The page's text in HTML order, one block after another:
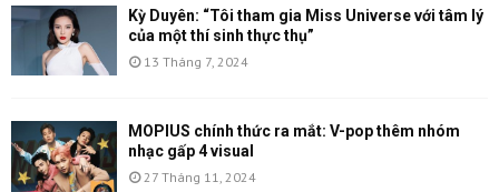
Kỳ Duyên: “Tôi tham gia Miss Universe với tâm lý
của một thí sinh thực thụ”
13 Tháng 7, 2024
MOPIUS chính thức ra mắt: V-pop thêm nhóm
nhạc gấp 4 visual
27 Tháng 11, 2024